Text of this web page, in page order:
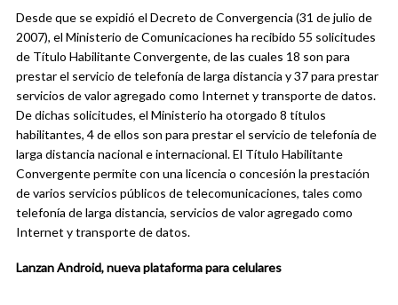
Desde que se expidió el Decreto de Convergencia (31 de julio de
2007), el Ministerio de Comunicaciones ha recibido 55 solicitudes
de Título Habilitante Convergente, de las cuales 18 son para
prestar el servicio de telefonía de larga distancia y 37 para prestar
servicios de valor agregado como Internet y transporte de datos.
De dichas solicitudes, el Ministerio ha otorgado 8 títulos
habilitantes, 4 de ellos son para prestar el servicio de telefonía de
larga distancia nacional e internacional. El Título Habilitante
Convergente permite con una licencia o concesión la prestación
de varios servicios públicos de telecomunicaciones, tales como
telefonía de larga distancia, servicios de valor agregado como
Internet y transporte de datos.
Lanzan Android, nueva plataforma para celulares